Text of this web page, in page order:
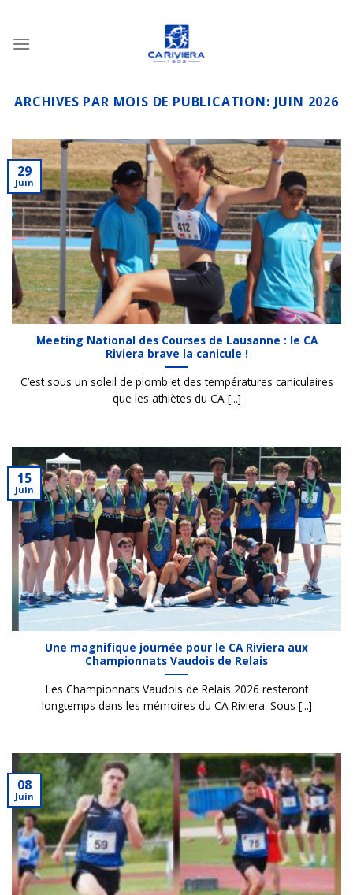
contenu
ARCHIVES PAR MOIS DE PUBLICATION: JUIN 2026
Meeting National des Courses de Lausanne : le CA
Riviera brave la canicule !
C’est sous un soleil de plomb et des températures caniculaires
que les athlètes du CA [...]
29
Juin
Une magnifique journée pour le CA Riviera aux
Championnats Vaudois de Relais
Les Championnats Vaudois de Relais 2026 resteront
longtemps dans les mémoires du CA Riviera. Sous [...]
15
Juin
08
Juin